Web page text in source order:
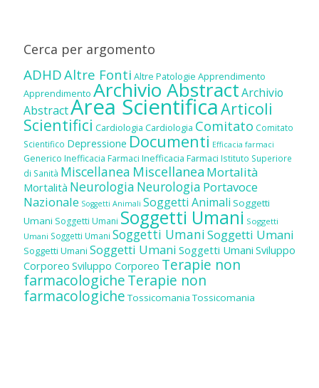
Cerca per argomento
ADHDAltre Fonti Altre Patologie Apprendimento
Apprendimento Archivio AbstractArchivio
AbstractArea ScientificaArticoli
Scientifici Cardiologia Cardiologia Comitato Comitato
Scientifico Depressione Documenti Efficacia farmaci
Generico Inefficacia Farmaci Inefficacia Farmaci Istituto Superiore
di Sanità Miscellanea Miscellanea Mortalità
Mortalità Neurologia Neurologia Portavoce
Nazionale Soggetti Animali Soggetti Animali Soggetti
Umani Soggetti Umani Soggetti Umani Soggetti
Umani Soggetti Umani Soggetti UmaniSoggetti Umani
Soggetti Umani Soggetti Umani Soggetti Umani Sviluppo
Corporeo Sviluppo Corporeo Terapie non
farmacologicheTerapie non
farmacologiche Tossicomania Tossicomania